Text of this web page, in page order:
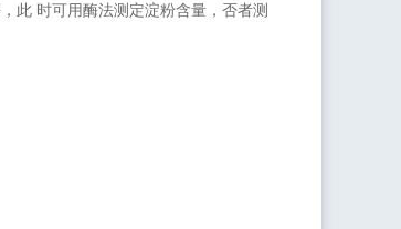
此 时可用酶法测定淀粉含量，否者测